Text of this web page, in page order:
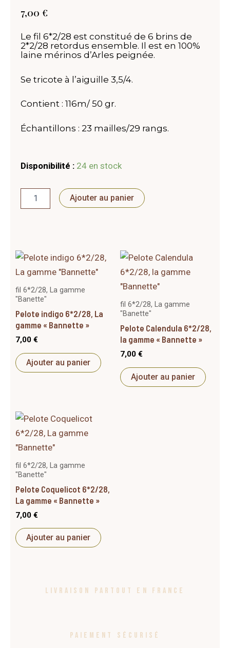
7,00 €
Le fil 6*2/28 est constitué de 6 brins de
2*2/28 retordus ensemble. Il est en 100%
laine mérinos d’Arles peignée.
Se tricote à l’aiguille 3,5/4.
Contient : 116m/ 50 gr.
Échantillons : 23 mailles/29 rangs.
Disponibilité : 24 en stock
quantité
Cosmos
Ajouter au panier
fil 6*2/28, La gamme
"Banette"
Pelote indigo 6*2/28, La
gamme « Bannette »
7,00 €
Ajouter au panier
fil 6*2/28, La gamme
"Banette"
Pelote Calendula 6*2/28,
la gamme « Bannette »
7,00 €
Ajouter au panier
fil 6*2/28, La gamme
"Banette"
Pelote Coquelicot 6*2/28,
La gamme « Bannette »
7,00 €
Ajouter au panier
Livraison partout en France
Paiement sécurisé